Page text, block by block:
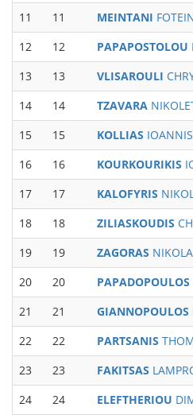
11
11 MEINTANI
12
12 PAPAPOSTOLOU
13
13 VLISAROULI
14
14 TZAVARA
15
15 KOLLIAS IOANNIS
16
16 KOURKOURIKIS
17
17 KALOFYRIS
18
18 ZILIASKOUDIS
19
19 ZAGORAS
20
20 PAPADOPOULOS
21
21 GIANNOPOULOS
22
22 PARTSANIS
23
23 FAKITSAS
24
24 ELEFTHERIOU